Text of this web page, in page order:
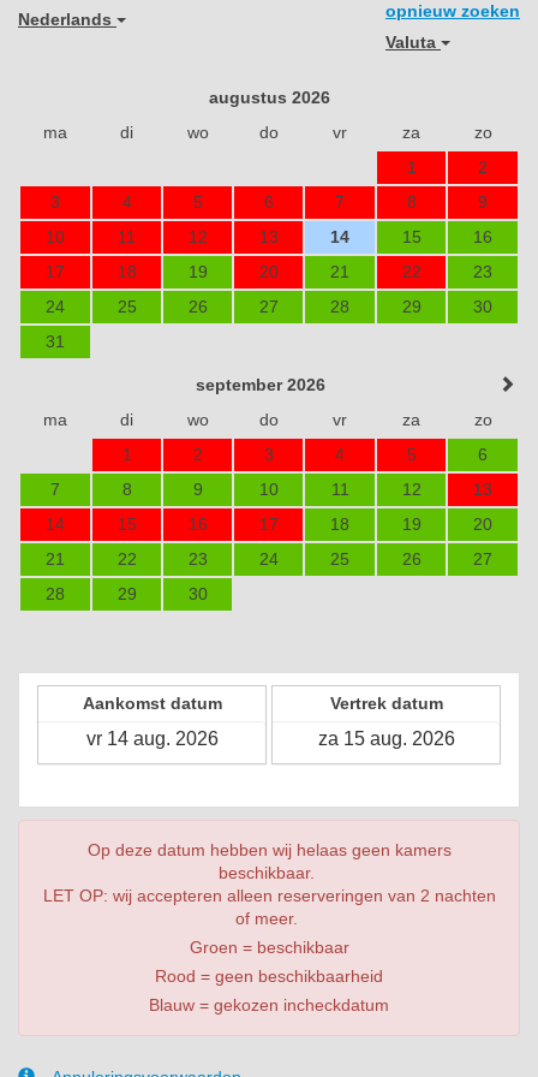
Nederlands
opnieuw zoeken
Valuta
augustus 2026
ma
di wo do vr za
zo
1
2
3
4 5 6 7 8
9
10
11 12 13 14 15
16
17
18 19 20 21 22
23
24
25 26 27 28 29
30
31
september 2026
ma
di wo do vr za
zo
1
2 3 4 5
6
7
8 9 10 11 12
13
14
15 16 17 18 19
20
21
22 23 24 25 26
27
28
29 30
Aankomst datum Vertrek datum
Op deze datum hebben wij helaas geen kamers
beschikbaar.
LET OP: wij accepteren alleen reserveringen van 2 nachten
of meer.
Groen = beschikbaar
Rood = geen beschikbaarheid
Blauw = gekozen incheckdatum